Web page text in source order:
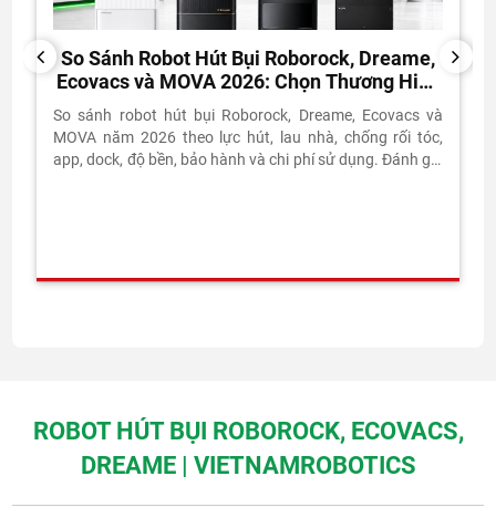
PREVIOUS
So Sánh Robot Hút Bụi Roborock, Dreame,
Ecovacs và MOVA 2026: Chọn Thương Hiệu
Nào?
So sánh robot hút bụi Roborock, Dreame, Ecovacs và
MOVA năm 2026 theo lực hút, lau nhà, chống rối tóc,
app, dock, độ bền, bảo hành và chi phí sử dụng. Đánh giá
NEXT
ROBOT HÚT BỤI ROBOROCK, ECOVACS,
DREAME | VIETNAMROBOTICS